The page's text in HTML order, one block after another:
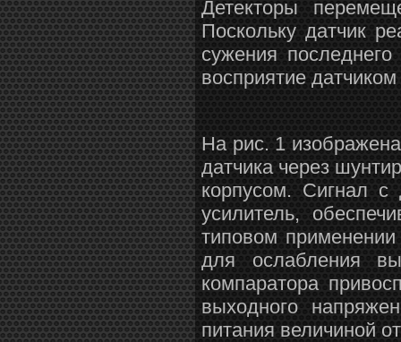
Детекторы
Поскольку датчик
сужения
восприятие
На рис. 1
датчика через
корпусом. Сигнал с
усилитель,
типовом
для ослабления
компаратора
выходного
питания величиной